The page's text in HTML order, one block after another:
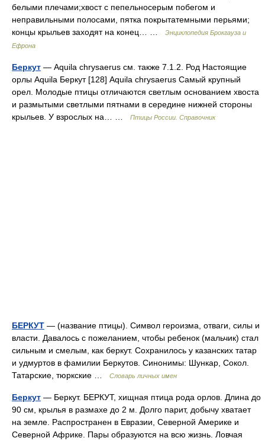
белыми плечами;хвост с пепельносерым побегом и
неправильными полосами, пятка покрытатемными перьями;
концы крыльев заходят на конец… …
Энциклопедия Брокгауза и
Ефрона
Беркут — Aquila chrysaerus см. также 7.1.2. Род Настоящие
орлы Aquila Беркут [128] Aquila chrysaerus Самый крупный
орел. Молодые птицы отличаются светлым основанием хвоста
и размытыми светлыми пятнами в середине нижней стороны
крыльев. У взрослых на… …
Птицы России. Справочник
БЕРКУТ — (название птицы). Символ героизма, отваги, силы и
власти. Давалось с пожеланием, чтобы ребенок (мальчик) стал
сильным и смелым, как беркут. Сохранилось у казанских татар
и удмуртов в фамилии Беркутов. Синонимы: Шункар, Сокол.
Татарские, тюркские …
Словарь личных имен
Беркут — Беркут. БЕРКУТ, хищная птица рода орлов. Длина до
90 см, крылья в размахе до 2 м. Долго парит, добычу хватает
на земле. Распространен в Евразии, Северной Америке и
Северной Африке. Пары образуются на всю жизнь. Ловчая